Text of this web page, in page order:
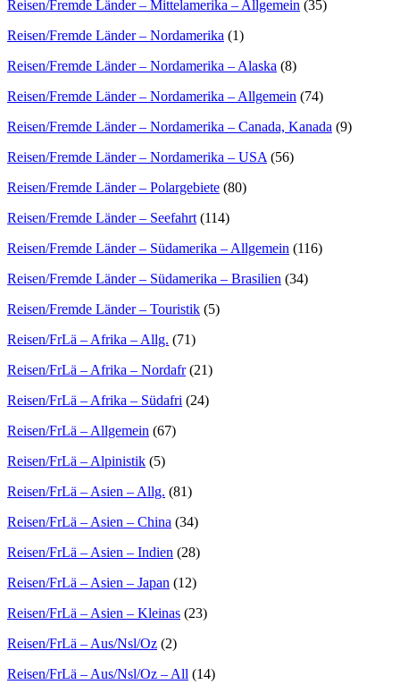
Reisen/Fremde Länder – Mittelamerika – Allgemein (35)
Reisen/Fremde Länder – Nordamerika (1)
Reisen/Fremde Länder – Nordamerika – Alaska (8)
Reisen/Fremde Länder – Nordamerika – Allgemein (74)
Reisen/Fremde Länder – Nordamerika – Canada, Kanada (9)
Reisen/Fremde Länder – Nordamerika – USA (56)
Reisen/Fremde Länder – Polargebiete (80)
Reisen/Fremde Länder – Seefahrt (114)
Reisen/Fremde Länder – Südamerika – Allgemein (116)
Reisen/Fremde Länder – Südamerika – Brasilien (34)
Reisen/Fremde Länder – Touristik (5)
Reisen/FrLä – Afrika – Allg. (71)
Reisen/FrLä – Afrika – Nordafr (21)
Reisen/FrLä – Afrika – Südafri (24)
Reisen/FrLä – Allgemein (67)
Reisen/FrLä – Alpinistik (5)
Reisen/FrLä – Asien – Allg. (81)
Reisen/FrLä – Asien – China (34)
Reisen/FrLä – Asien – Indien (28)
Reisen/FrLä – Asien – Japan (12)
Reisen/FrLä – Asien – Kleinas (23)
Reisen/FrLä – Aus/Nsl/Oz (2)
Reisen/FrLä – Aus/Nsl/Oz – All (14)